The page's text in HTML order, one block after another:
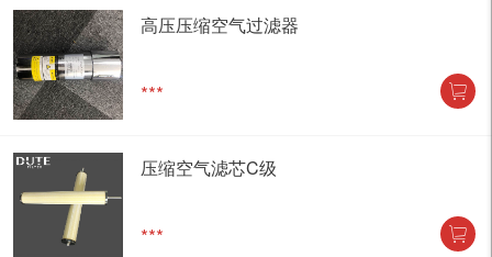
高压压缩空气过滤器
***
压缩空气滤芯C级
***